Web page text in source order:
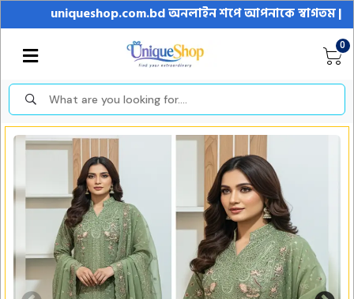
uniqueshop.com.bd অনলাইন শপে আপনাকে স্বাগতম ||
0